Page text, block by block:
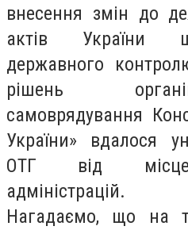
внесення змін до
актів України
державного
рішень
самоврядування
України» вдалося
ОТГ від
адміністрацій.
Нагадаємо, що на